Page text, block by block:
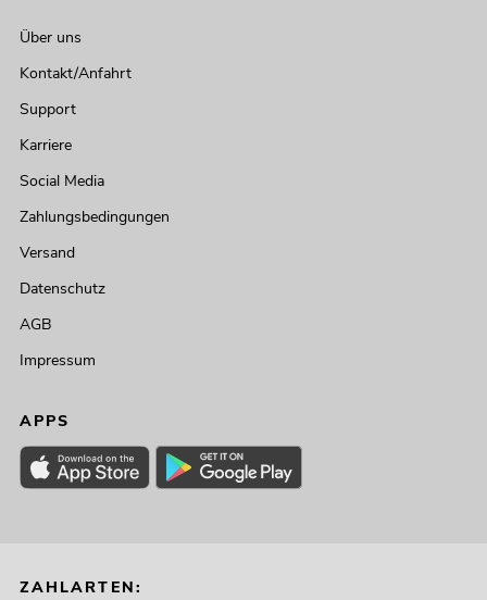
Über uns
Kontakt/Anfahrt
Support
Karriere
Social Media
Zahlungsbedingungen
Versand
Datenschutz
AGB
Impressum
APPS
ZAHLARTEN: